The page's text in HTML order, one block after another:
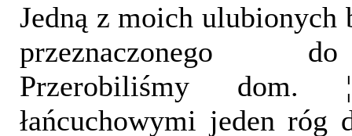
Jedną z moich ulubionych
przeznaczonego
Przerobiliśmy dom.
łańcuchowymi jeden róg